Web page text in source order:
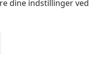
dine indstillinger ved
Tract Society of Pennsylvania.